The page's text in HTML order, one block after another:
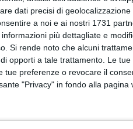
dati precisi di
a noi e ai nostri 1731
più dettagliate e
Si rende noto che alcuni
opporti a tale trattamento. Le
preferenze o revocare il
"Privacy" in fondo alla pagina
Testimoni di Geova, “Felici
per sempre”